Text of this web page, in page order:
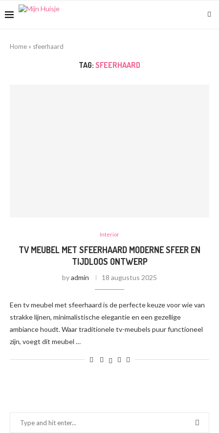
Home » sfeerhaard
TAG: SFEERHAARD
Interior
TV MEUBEL MET SFEERHAARD MODERNE SFEER EN
TIJDLOOS ONTWERP
byadmin 18 augustus 2025
Een tv meubel met sfeerhaard is de perfecte keuze voor wie van
strakke lijnen, minimalistische elegantie en een gezellige
ambiance houdt. Waar traditionele tv-meubels puur functioneel
zijn, voegt dit meubel …